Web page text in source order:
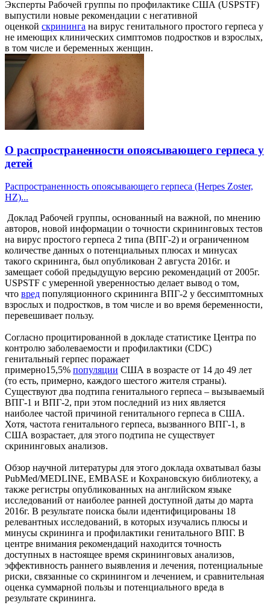
Эксперты Рабочей группы по профилактике США (USPSTF)
выпустили новые рекомендации с негативной
оценкой скрининга на вирус генитального простого герпеса у
не имеющих клинических симптомов подростков и взрослых,
в том числе и беременных женщин.
О распространенности опоясывающего герпеса у
детей
Распространенность опоясывающего герпеса (Herpes Zoster,
HZ)...
Доклад Рабочей группы, основанный на важной, по мнению
авторов, новой информации о точности скрининговых тестов
на вирус простого герпеса 2 типа (ВПГ-2) и ограниченном
количестве данных о потенциальных плюсах и минусах
такого скрининга, был опубликован 2 августа 2016г. и
замещает собой предыдущую версию рекомендаций от 2005г.
USPSTF с умеренной уверенностью делает вывод о том,
что вред популяционного скрининга ВПГ-2 у бессимптомных
взрослых и подростков, в том числе и во время беременности,
перевешивает пользу.
Согласно процитированной в докладе статистике Центра по
контролю заболеваемости и профилактики (CDC)
генитальный герпес поражает
примерно15,5% популяции США в возрасте от 14 до 49 лет
(то есть, примерно, каждого шестого жителя страны).
Существуют два подтипа генитального герпеса – вызываемый
ВПГ-1 и ВПГ-2, при этом последний из них является
наиболее частой причиной генитального герпеса в США.
Хотя, частота генитального герпеса, вызванного ВПГ-1, в
США возрастает, для этого подтипа не существует
скрининговых анализов.
Обзор научной литературы для этого доклада охватывал базы
PubMed/MEDLINE, EMBASE и Кохрановскую библиотеку, а
также регистры опубликованных на английском языке
исследований от наиболее ранней доступной даты до марта
2016г. В результате поиска были идентифицированы 18
релевантных исследований, в которых изучались плюсы и
минусы скрининга и профилактики генитального ВПГ. В
центре внимания рекомендаций находится точность
доступных в настоящее время скрининговых анализов,
эффективность раннего выявления и лечения, потенциальные
риски, связанные со скринингом и лечением, и сравнительная
оценка суммарной пользы и потенциального вреда в
результате скрининга.